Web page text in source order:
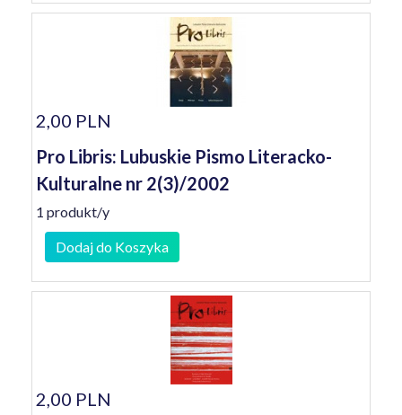
2,00 PLN
Pro Libris: Lubuskie Pismo Literacko-
Kulturalne nr 2(3)/2002
1 produkt/y
Dodaj do Koszyka
2,00 PLN